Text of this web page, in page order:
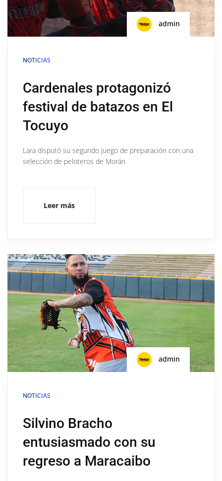
admin
NOTICIAS
Cardenales protagonizó
festival de batazos en El
Tocuyo
Lara disputó su segundo juego de preparación con una
selección de peloteros de Morán
Leer más
admin
NOTICIAS
Silvino Bracho
entusiasmado con su
regreso a Maracaibo